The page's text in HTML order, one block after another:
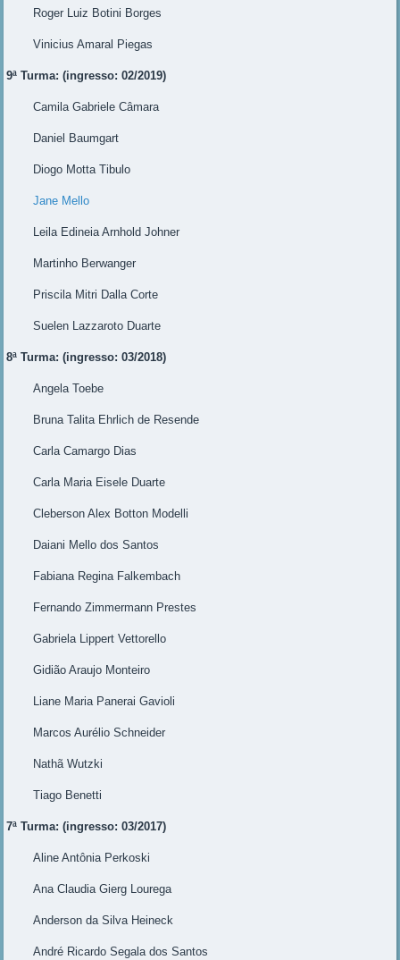
Roger Luiz Botini Borges
Vinicius Amaral Piegas
9ª Turma: (ingresso: 02/2019)
Camila Gabriele Câmara
Daniel Baumgart
Diogo Motta Tibulo
Jane Mello
Leila Edineia Arnhold Johner
Martinho Berwanger
Priscila Mitri Dalla Corte
Suelen Lazzaroto Duarte
8ª Turma: (ingresso: 03/2018)
Angela Toebe
Bruna Talita Ehrlich de Resende
Carla Camargo Dias
Carla Maria Eisele Duarte
Cleberson Alex Botton Modelli
Daiani Mello dos Santos
Fabiana Regina Falkembach
Fernando Zimmermann Prestes
Gabriela Lippert Vettorello
Gidião Araujo Monteiro
Liane Maria Panerai Gavioli
Marcos Aurélio Schneider
Nathã Wutzki
Tiago Benetti
7ª Turma: (ingresso: 03/2017)
Aline Antônia Perkoski
Ana Claudia Gierg Lourega
Anderson da Silva Heineck
André Ricardo Segala dos Santos